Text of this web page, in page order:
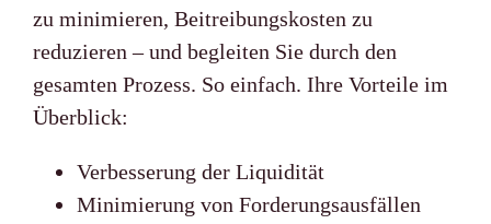
zu minimieren, Beitreibungskosten zu
reduzieren – und begleiten Sie durch den
gesamten Prozess. So einfach. Ihre Vorteile im
Überblick:
Verbesserung der Liquidität
Minimierung von Forderungsausfällen